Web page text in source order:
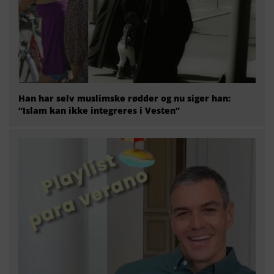
Han har selv muslimske rødder og nu siger han:
“Islam kan ikke integreres i Vesten”